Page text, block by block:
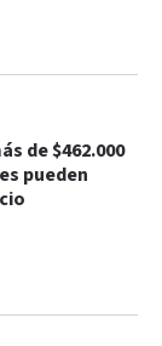
de $462.000
pueden